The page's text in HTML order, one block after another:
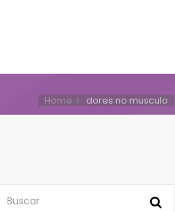
Home dores no musculo